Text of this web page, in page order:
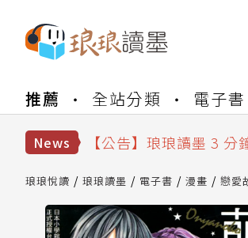
推薦 全站分類 電子書
News
【公告】琅琅讀墨數位
【公告】琅琅讀墨 3
【公告】琅琅讀墨數位
琅琅悅讀 琅琅讀墨 電子書 漫畫 戀愛